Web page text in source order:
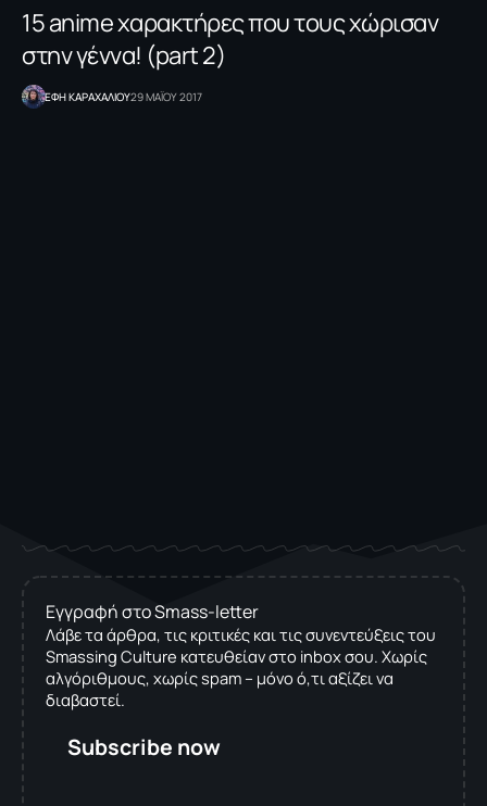
15 anime χαρακτήρες που τους χώρισαν
στην γέννα! (part 2)
ΕΦΗ KΑΡΑΧΑΛΙΟΥ29 ΜΑΪΟΥ 2017
Εγγραφή στο Smass-letter
Λάβε τα άρθρα, τις κριτικές και τις συνεντεύξεις του
Smassing Culture κατευθείαν στο inbox σου. Χωρίς
αλγόριθμους, χωρίς spam – μόνο ό,τι αξίζει να
διαβαστεί.
Subscribe now